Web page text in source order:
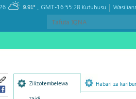
GMT-16:55:28
9.91° |
Kutuhusu
Zilizotembelewa Habari za